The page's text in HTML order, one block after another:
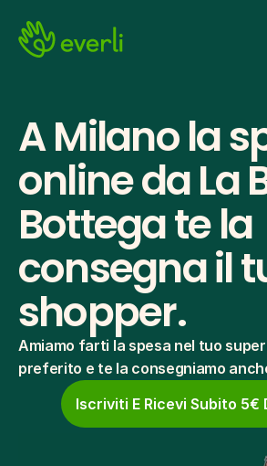
A Milano la
online da La
Bottega te la
consegna il
shopper.
Amiamo farti la spesa nel tuo
preferito e te la consegniamo
Iscriviti E Ricevi Subito 5€